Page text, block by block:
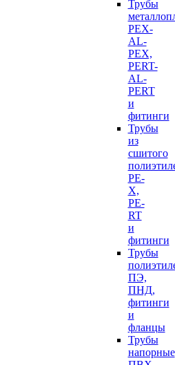
Трубы
PEX-
AL-
PEX,
PERT-
AL-
PERT
и
фитинги
Трубы
из
сшитого
PE-
X,
PE-
RT
и
фитинги
Трубы
ПЭ,
ПНД,
фитинги
и
фланцы
Трубы
напорные